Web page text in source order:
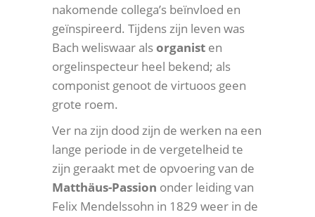
nakomende collega’s beïnvloed en
geïnspireerd. Tijdens zijn leven was
Bach weliswaar alsorganist en
orgelinspecteur heel bekend; als
componist genoot de virtuoos geen
grote roem.
Ver na zijn dood zijn de werken na een
lange periode in de vergetelheid te
zijn geraakt met de opvoering van de
Matthäus-Passion onder leiding van
Felix Mendelssohn in 1829 weer in de